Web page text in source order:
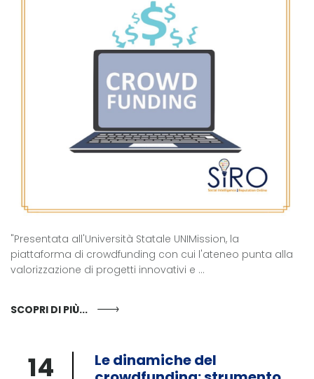
"Presentata all'Università Statale UNIMission, la
piattaforma di crowdfunding con cui l'ateneo punta alla
valorizzazione di progetti innovativi e ...
SCOPRI DI PIÙ...
14
Le dinamiche del